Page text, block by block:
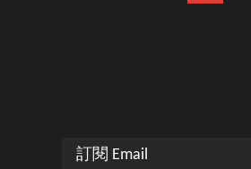
訂閱 Email